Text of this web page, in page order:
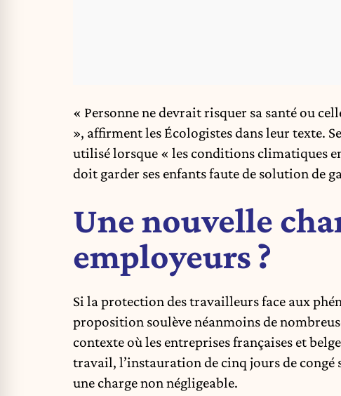
« Personne ne devrait risquer sa santé ou
», affirment les Écologistes dans leur texte.
utilisé lorsque « les conditions climatiques
doit garder ses enfants faute de solution de
Une nouvelle
employeurs ?
Si la protection des travailleurs face aux
proposition soulève néanmoins de
contexte où les entreprises françaises et
travail, l’instauration de cinq jours de
une charge non négligeable.